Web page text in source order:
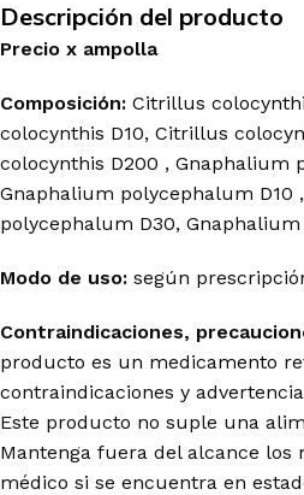
Descripción del producto
Precio x ampolla
Composición: Citrillus
colocynthis D10, Citrillus
colocynthis D200 , Gnaphalium
Gnaphalium polycephalum D10
polycephalum D30,
Modo de uso: según
Contraindicaciones,
producto es un medicamento
contraindicaciones y
Este producto no suple una
Mantenga fuera del alcance los
médico si se encuentra en